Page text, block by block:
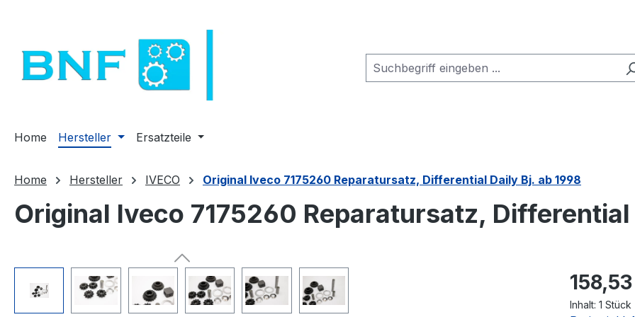
Home Hersteller Ersatzteile
Home Hersteller IVECO Original Iveco 7175260 Reparatursatz, Differential Daily Bj. ab 1998
Original Iveco 7175260 Reparatursatz, Differential
Bildergalerie überspringen Regulärer
Inhalt: 1 Stück